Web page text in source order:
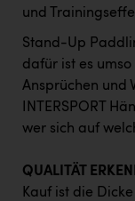
REMAX
RE/MAX Welcome
Resch&Frisch
RUBBLE MASTER
SCRI - Salzburg
und
Stand-Up
dafür ist es
Ansprüchen und
INTERSPORT
wer sich auf
QUALITÄT
Kauf ist die